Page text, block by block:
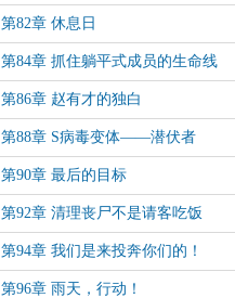
第82章 休息日
第84章 抓住躺平式成员的生命线
第86章 赵有才的独白
第88章 S病毒变体——潜伏者
第90章 最后的目标
第92章 清理丧尸不是请客吃饭
第94章 我们是来投奔你们的！
第96章 雨天，行动！